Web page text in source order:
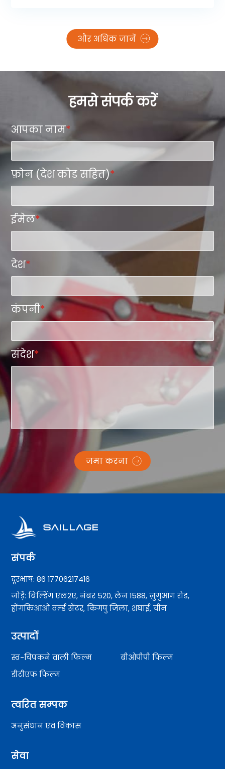
और अधिक जानें
हमसे संपर्क करें
आपका नाम*
फ़ोन (देश कोड सहित)*
ईमेल*
देश*
कंपनी*
संदेश*
जमा करना
संपर्क
दूरभाष: 86 17706217416
जोड़ें: बिल्डिंग एल2ए, नंबर 520, लेन 1588, ज़ुगुआंग रोड,
होंगकिआओ वर्ल्ड सेंटर, किंगपु जिला, शंघाई, चीन
उत्पादों
स्व-चिपकने वाली फिल्म
बीओपीपी फिल्म
डीटीएफ फिल्म
त्वरित सम्पक
अनुसंधान एवं विकास
सेवा